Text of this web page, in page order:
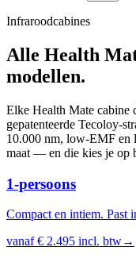
Infraroodcabines
Alle Health
modellen.
Elke Health Mate cabine
gepatenteerde Tecoloy-
10.000 nm, low-EMF en
maat — en die kies je op
1-persoons
Compact en intiem. Past
vanaf€ 2.495 incl. btw→